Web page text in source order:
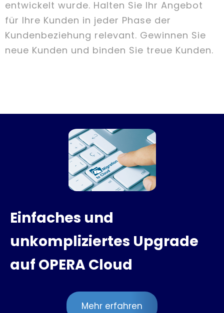
entwickelt wurde. Halten Sie Ihr Angebot
für Ihre Kunden in jeder Phase der
Kundenbeziehung relevant. Gewinnen Sie
neue Kunden und binden Sie treue Kunden.
Einfaches und
unkompliziertes Upgrade
auf OPERA Cloud
Mehr erfahren